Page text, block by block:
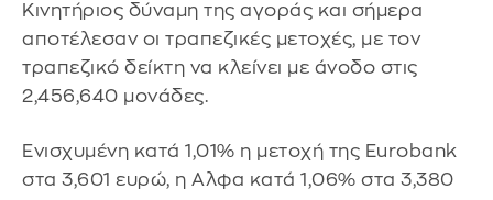
Κινητήριος δύναμη της αγοράς και σήμερα
αποτέλεσαν οι τραπεζικές μετοχές, με τον
τραπεζικό δείκτη να κλείνει με άνοδο στις
2,456,640 μονάδες.
Ενισχυμένη κατά 1,01% η μετοχή της Eurobank
στα 3,601 ευρώ, η Αλφα κατά 1,06% στα 3,380